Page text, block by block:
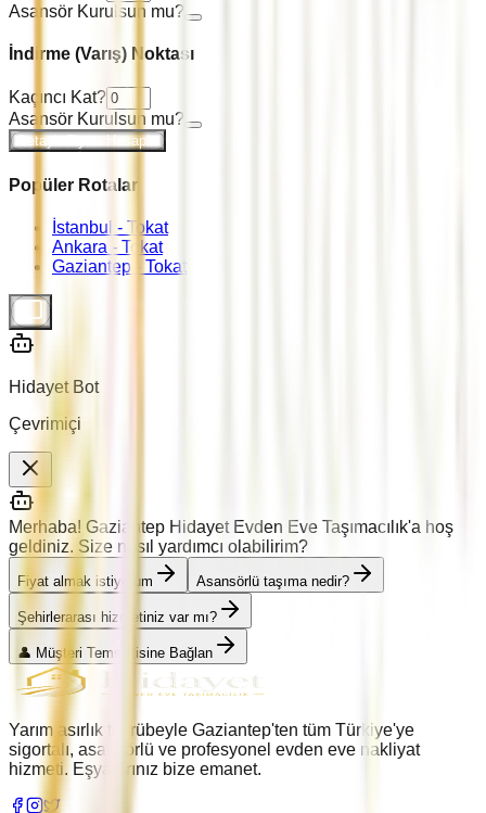
Asansör Kurulsun mu?
İndirme (Varış) Noktası
Kaçıncı Kat?
Asansör Kurulsun mu?
Detaylı Fiyatı Hesapla
Popüler Rotalar
İstanbul - Tokat
Ankara - Tokat
Gaziantep - Tokat
Hidayet Bot
Çevrimiçi
Merhaba! Gaziantep Hidayet Evden Eve Taşımacılık'a hoş
geldiniz. Size nasıl yardımcı olabilirim?
Fiyat almak istiyorum Asansörlü taşıma nedir?
Şehirlerarası hizmetiniz var mı?
👤 Müşteri Temsilcisine Bağlan
Yarım asırlık tecrübeyle Gaziantep'ten tüm Türkiye'ye
sigortalı, asansörlü ve profesyonel evden eve nakliyat
hizmeti. Eşyalarınız bize emanet.